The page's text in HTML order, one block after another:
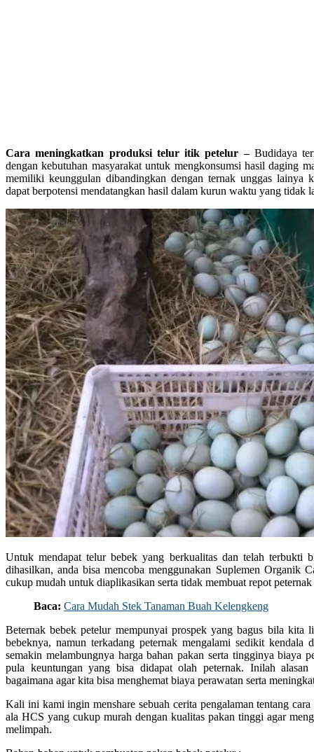
Cara meningkatkan produksi telur itik petelur –Budidaya
dengan kebutuhan masyarakat untuk mengkonsumsi hasil daging
memiliki keunggulan dibandingkan dengan ternak unggas lainya
dapat berpotensi mendatangkan hasil dalam kurun waktu yang tidak
Untuk mendapat telur bebek yang berkualitas dan telah terbukti
dihasilkan, anda bisa mencoba menggunakan Suplemen Organik
cukup mudah untuk diaplikasikan serta tidak membuat repot
Baca: Cara Mudah Stek Tanaman Buah Kelengkeng
Beternak bebek petelur mempunyai prospek yang bagus bila kita
bebeknya, namun terkadang peternak mengalami sedikit kendala
semakin melambungnya harga bahan pakan serta tingginya biaya
pula keuntungan yang bisa didapat olah peternak. Inilah
bagaimana agar kita bisa menghemat biaya perawatan serta
Kali ini kami ingin menshare sebuah cerita pengalaman tentang
ala HCS yang cukup murah dengan kualitas pakan tinggi agar
melimpah.